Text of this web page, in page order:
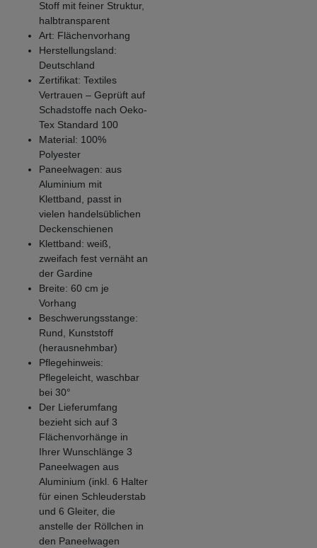
Stoff mit feiner Struktur,
halbtransparent
Art: Flächenvorhang
Herstellungsland:
Deutschland
Zertifikat: Textiles
Vertrauen – Geprüft auf
Schadstoffe nach Oeko-
Tex Standard 100
Material: 100%
Polyester
Paneelwagen: aus
Aluminium mit
Klettband, passt in
vielen handelsüblichen
Deckenschienen
Klettband: weiß,
zweifach fest vernäht an
der Gardine
Breite: 60 cm je
Vorhang
Beschwerungsstange:
Rund, Kunststoff
(herausnehmbar)
Pflegehinweis:
Pflegeleicht, waschbar
bei 30°
Der Lieferumfang
bezieht sich auf 3
Flächenvorhänge in
Ihrer Wunschlänge 3
Paneelwagen aus
Aluminium (inkl. 6 Halter
für einen Schleuderstab
und 6 Gleiter, die
anstelle der Röllchen in
den Paneelwagen